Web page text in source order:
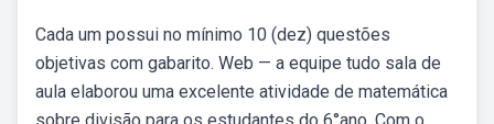
Cada um possui no mínimo 10 (dez) questões
objetivas com gabarito. Web — a equipe tudo sala de
aula elaborou uma excelente atividade de matemática